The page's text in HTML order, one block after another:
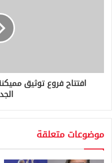
افتتاح فروع توثيق
موضوعات متعلقة